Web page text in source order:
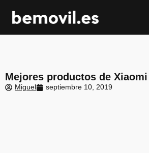
Mejores productos de Xiaomi
Miguel septiembre 10, 2019